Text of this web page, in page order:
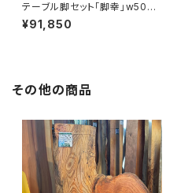
テーブル脚セット「脚幸」w500
【くり＆キハダ＆コクタン＆かえ
で】【オイル塗装 仕上げ済み】
¥91,850
その他の商品